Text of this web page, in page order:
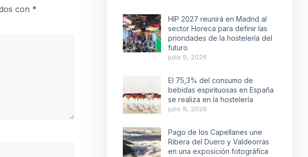
con *
HIP 2027 reunirá en Madrid al
sector Horeca para definir las
prioridades de la hostelería del
futuro
julio 9, 2026
El 75,3% del consumo de
bebidas espirituosas en España
se realiza en la hostelería
julio 8, 2026
Pago de los Capellanes une
Ribera del Duero y Valdeorras
en una exposición fotográfica